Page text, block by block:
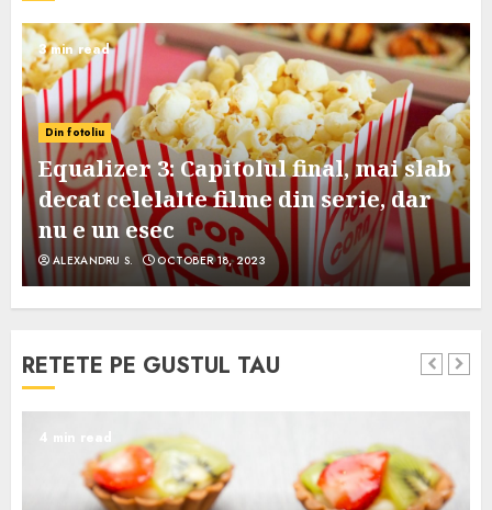
3 min read
Din fotoliu
Equalizer 3: Capitolul final, mai slab
decat celelalte filme din serie, dar
nu e un esec
ALEXANDRU S. OCTOBER 18, 2023
RETETE PE GUSTUL TAU
4 min read